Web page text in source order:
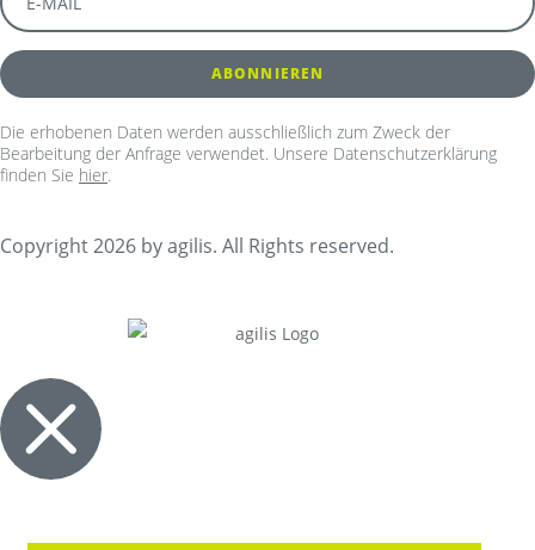
Die erhobenen Daten werden ausschließlich zum Zweck der
Bearbeitung der Anfrage verwendet. Unsere Datenschutzerklärung
finden Sie hier.
Copyright 2026 by agilis. All Rights reserved.